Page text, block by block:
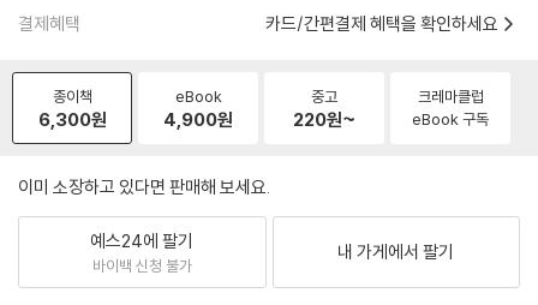
결제혜택 카드/간편결제 혜택을 확인하세요
종이책
6,300원
eBook
4,900원
중고
220원~
크레마클럽
eBook 구독
이미 소장하고 있다면 판매해 보세요.
예스24에 팔기
바이백 신청 불가
내 가게에서 팔기